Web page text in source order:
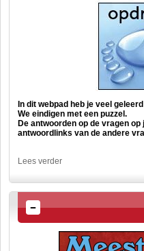
In dit webpad heb je veel
We eindigen met een puzzel.
De antwoorden op de vragen
antwoordlinks van de andere
Lees verder